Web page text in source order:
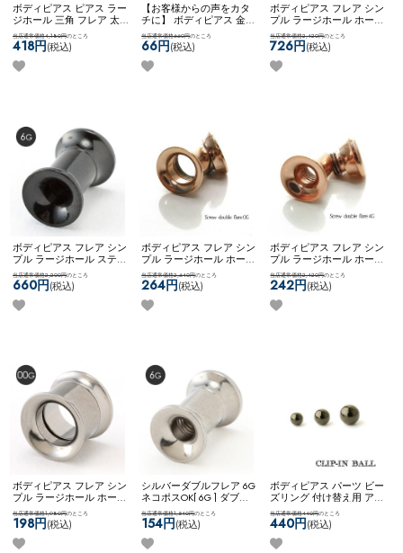
ボディピアス ピアス ラー
ジホール 三角 フレア 太
ゲージ ステンレス かっこ
いい お洒落 おしゃれ ネ
コポスOK▲プレートPLUG
当店通常価格4,180円のところ
418円(税込)
【お客様からの声をカタ
チに】 ボディピアス 金属
アレルギー対応 6g 4g 2g
0g 00g 12ｍｍ 14ｍｍ シ
ークレット目立たない 学
校 職場 ホールキープ 冠
当店通常価格660円のところ
66円(税込)
ボディピアス フレア シン
プル ラージホール ホール
トゥ ステンレス 0G ネジ
式 ネコポスOK[ 4G ] ダブ
ルフレア (ブラック)
当店通常価格2,420円のところ
726円(税込)
ボディピアス フレア シン
プル ラージホール ステン
レス 0G ネジ式 ネコポス
OK[ 6G ] ダブルフレア (ブ
ラック)
当店通常価格2,200円のところ
660円(税込)
ボディピアス フレア シン
プル ラージホール ホール
トゥ ステンレス 0G ネジ
式 ネコポスOK[ 0G ] ダブ
ルフレア (ローズゴール
ド)
当店通常価格2,640円のところ
264円(税込)
ボディピアス フレア シン
プル ラージホール ホール
トゥ ステンレス 4G ネジ
式 ネコポスOK[ 4G ] ダブ
ルフレア (ローズゴール
ド)
当店通常価格2,420円のところ
242円(税込)
ボディピアス フレア シン
プル ラージホール ホール
トゥ ステンレス 00G ネジ
式 ネコポスOK[ 00G ] ダブ
ルフレア (シルバー)
当店通常価格1,980円のところ
198円(税込)
シルバーダブルフレア 6G
ネコポスOK[ 6G ] ダブル
フレア (シルバー)
当店通常価格1,540円のところ
154円(税込)
ボディピアス パーツ ビー
ズリング 付け替え用 アレ
ンジ カスタム コーディネ
ート 黒 ブラック 4mm
5mm 6mm ネコポスOK
リップインボール (ブラッ
当店通常価格440円のところ
440円(税込)